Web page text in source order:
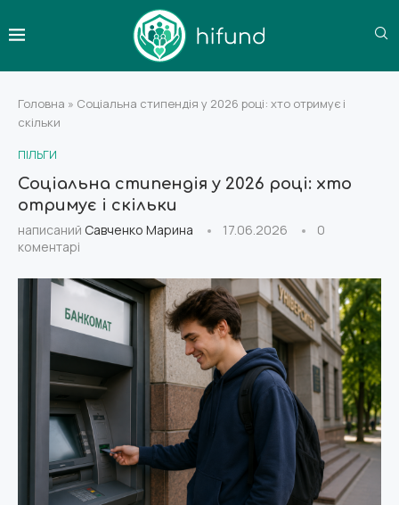
Головна » Соціальна стипендія у 2026 році: хто отримує і
скільки
ПІЛЬГИ
Соціальна стипендія у 2026 році: хто
отримує і скільки
написаний Савченко Марина 17.06.2026
0
коментарі